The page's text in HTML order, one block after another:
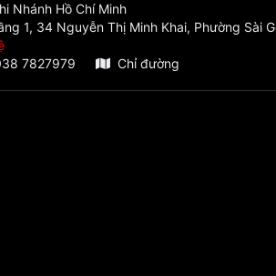
Nhánh Hồ Chí Minh
1, 34 Nguyễn Thị Minh Khai, Phường Sài
7827979
Chỉ đường